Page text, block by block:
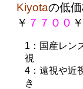
Kiyotaの低
￥ ７７００ ￥
1 ：国産レ
視
4：遠視や近
き